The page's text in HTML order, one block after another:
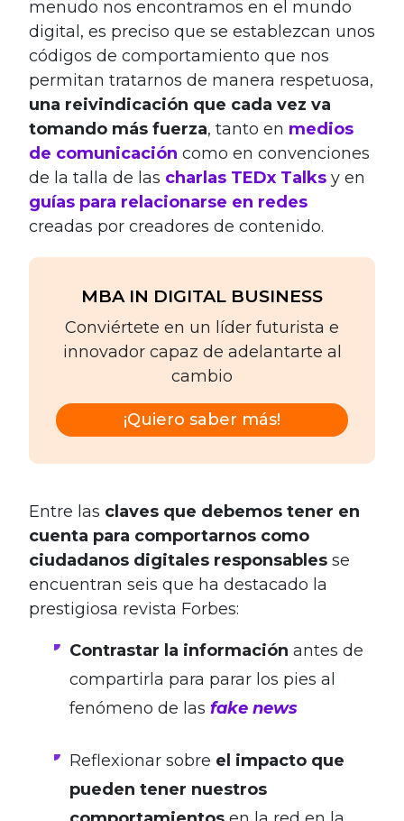
menudo nos encontramos en el mundo
digital, es preciso que se establezcan unos
códigos de comportamiento que nos
permitan tratarnos de manera respetuosa,
una reivindicación que cada vez va
tomando más fuerza, tanto en medios
de comunicación como en convenciones
de la talla de las charlas TEDx Talks y en
guías para relacionarse en redes
creadas por creadores de contenido.
MBA IN DIGITAL BUSINESS
Conviértete en un líder futurista e
innovador capaz de adelantarte al
cambio
¡Quiero saber más!
Entre las claves que debemos tener en
cuenta para comportarnos como
ciudadanos digitales responsables se
encuentran seis que ha destacado la
prestigiosa revista Forbes:
Contrastar la información antes de
compartirla para parar los pies al
fenómeno de las fake news
Reflexionar sobre el impacto que
pueden tener nuestros